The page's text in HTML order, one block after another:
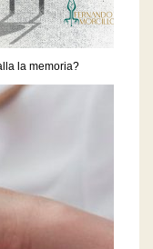
la memoria?